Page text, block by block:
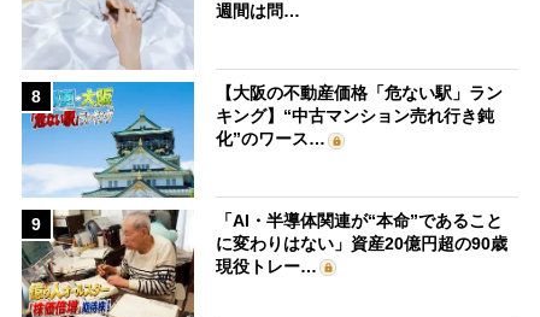
週間は問…
8
【大阪の不動産価格「危ない駅」ラン
キング】“中古マンション売れ行き鈍
化”のワース…
9
「AI・半導体関連が“本命”であること
に変わりはない」資産20億円超の90歳
現役トレー…